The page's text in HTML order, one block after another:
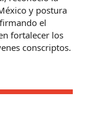
y postura
el
fortalecer los
conscriptos.